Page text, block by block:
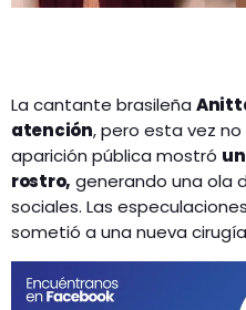
La cantante brasileña
atención, pero esta vez
aparición pública mostró
rostro, generando una ola
sociales. Las
sometió a una nueva